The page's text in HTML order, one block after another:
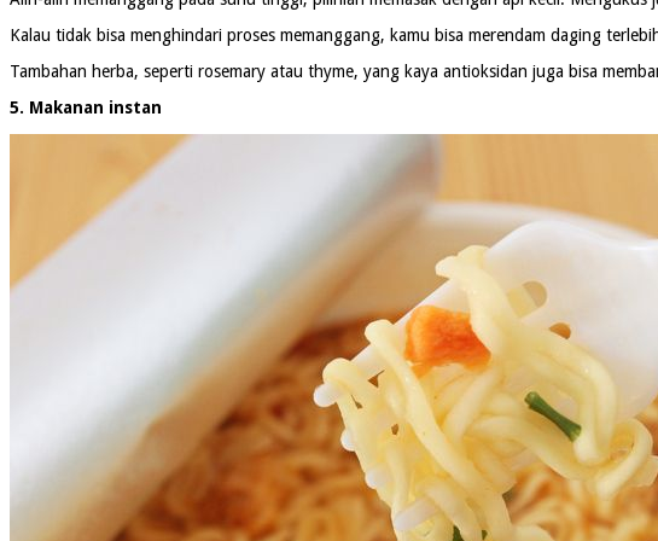
Kalau tidak bisa menghindari proses memanggang, kamu bisa merendam daging
Tambahan herba, seperti rosemary atau thyme, yang kaya antioksidan juga bisa
5. Makanan instan